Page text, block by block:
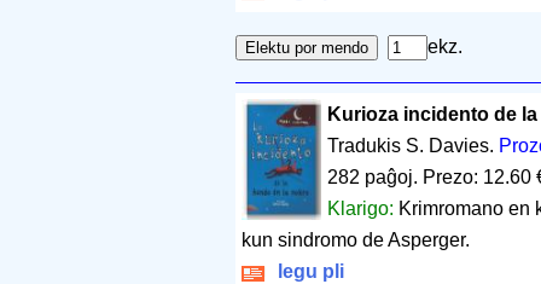
ekz.
Kurioza incidento de
Tradukis S. Davies.
282 paĝoj. Prezo: 12.60
Klarigo: Krimromano en
kun sindromo de Asperger.
legu pli